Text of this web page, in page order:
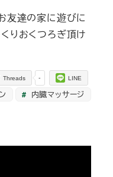
友達の家に遊びに
りおくつろぎ頂け
-
Threads LINE
内臓マッサージ